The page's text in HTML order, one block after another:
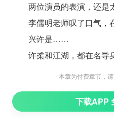
两位演员的表演，还
李儒明老师叹了口气，
兴许是……
许柔和江湖，都在名导
排的表演，也沾染上了很
特别喜欢运用的一种手法。
本章为付费章节，
下载APP